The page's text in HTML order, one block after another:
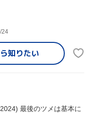
24
知りたい
最後のツメは基本に